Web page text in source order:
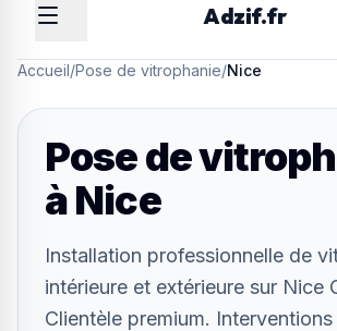
Adzif.fr
Accueil/Pose de vitrophanie/Nice
Pose de
àNice
Installation professionnelle de
intérieure et extérieure sur Nice
Clientèle premium.